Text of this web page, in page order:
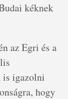
kéknek
az Egri és a
is igazolni
hogy